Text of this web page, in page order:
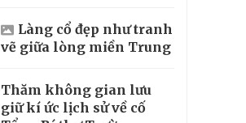
Làng cổ đẹp như tranh
vẽ giữa lòng miền Trung
Thăm không gian lưu
giữ kí ức lịch sử về cố